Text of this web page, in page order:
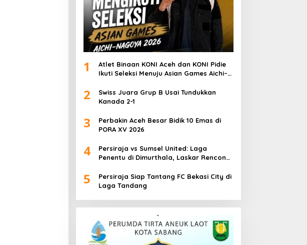
1
Atlet Binaan KONI Aceh dan KONI Pidie
Ikuti Seleksi Menuju Asian Games Aichi–
2
Swiss Juara Grup B Usai Tundukkan
Kanada 2-1
3
Perbakin Aceh Besar Bidik 10 Emas di
PORA XV 2026
4
Persiraja vs Sumsel United: Laga
Penentu di Dimurthala, Laskar Rencong
5
Persiraja Siap Tantang FC Bekasi City di
Laga Tandang